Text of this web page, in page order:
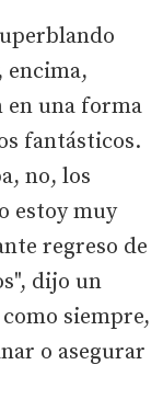
encima,
en una forma
fantásticos.
no, los
estoy muy
regreso de
dijo un
siempre,
o asegurar